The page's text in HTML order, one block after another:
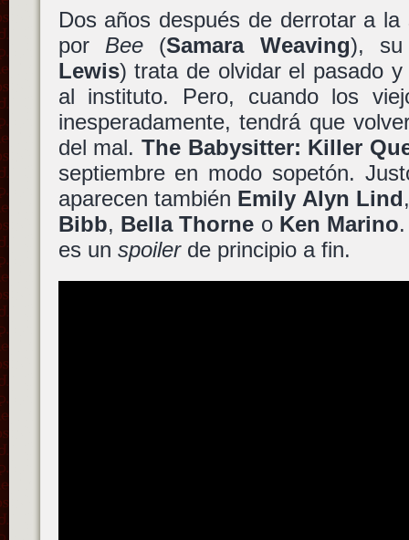
Dos años después de derrotar a
por Bee(Samara Weaving),
Lewis) trata de olvidar el pasado
al instituto. Pero, cuando los
inesperadamente, tendrá que
del mal. The Babysitter: Killer
septiembre en modo sopetón.
aparecen también Emily Alyn Lind
Bibb, Bella Thorne o Ken Marino
es un spoilerde principio a fin.